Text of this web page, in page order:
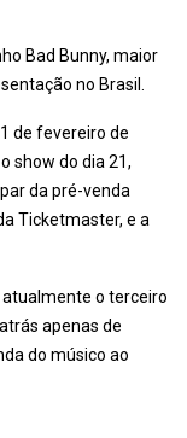
Bad Bunny, maior
no Brasil.
de fevereiro de
show do dia 21,
da pré-venda
Ticketmaster, e a
atualmente o terceiro
apenas de
do músico ao